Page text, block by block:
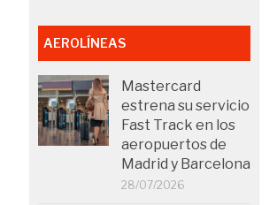
AEROLÍNEAS
Mastercard
estrena su servicio
Fast Track en los
aeropuertos de
Madrid y Barcelona
28/07/2026